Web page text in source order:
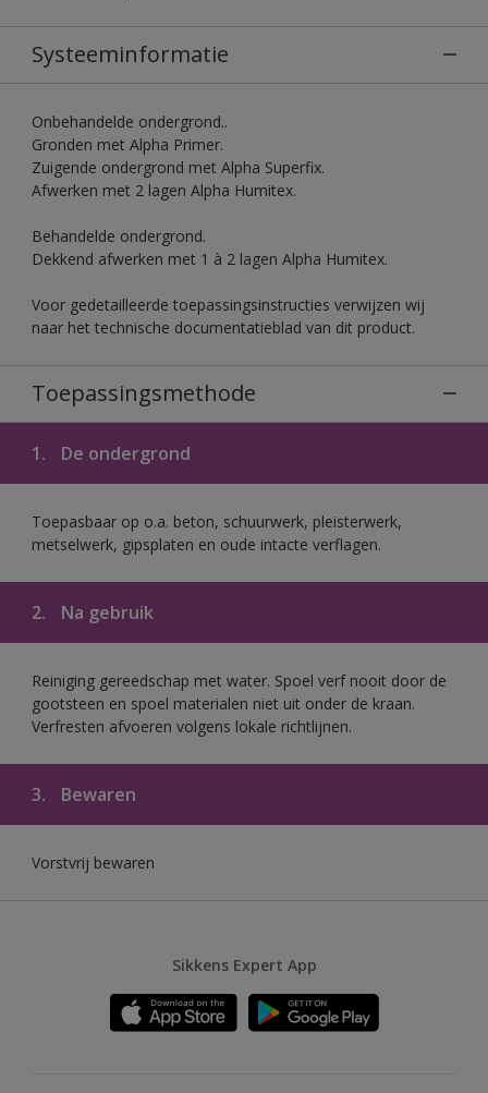
Systeeminformatie
Onbehandelde ondergrond..
Gronden met Alpha Primer.
Zuigende ondergrond met Alpha Superfix.
Afwerken met 2 lagen Alpha Humitex.
Behandelde ondergrond.
Dekkend afwerken met 1 à 2 lagen Alpha Humitex.
Voor gedetailleerde toepassingsinstructies verwijzen wij
naar het technische documentatieblad van dit product.
Toepassingsmethode
1. De ondergrond
Toepasbaar op o.a. beton, schuurwerk, pleisterwerk,
metselwerk, gipsplaten en oude intacte verflagen.
2. Na gebruik
Reiniging gereedschap met water. Spoel verf nooit door de
gootsteen en spoel materialen niet uit onder de kraan.
Verfresten afvoeren volgens lokale richtlijnen.
3. Bewaren
Vorstvrij bewaren
Sikkens Expert App